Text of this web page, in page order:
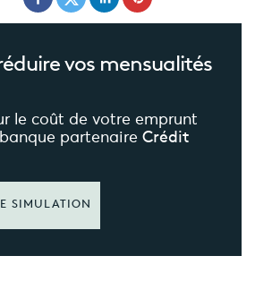
vos mensualités
le coût de votre emprunt
partenaire Crédit
SIMULATION